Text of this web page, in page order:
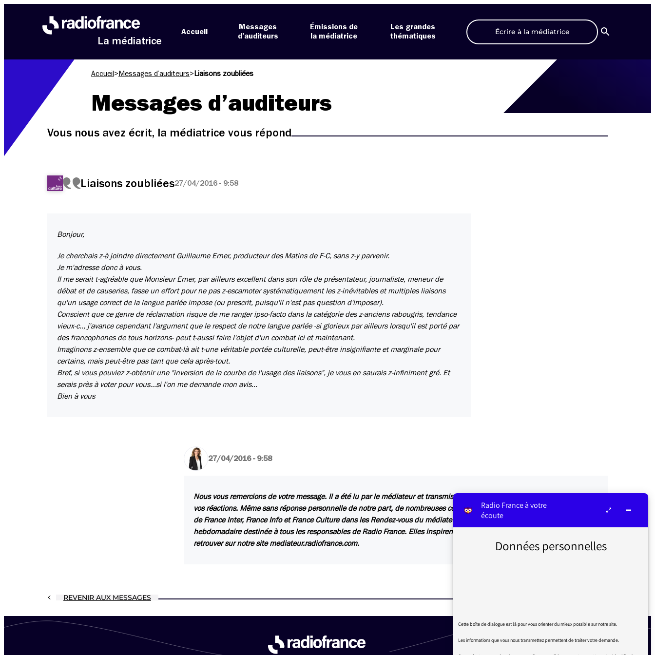
La médiatrice
Accueil
Messages
d’auditeurs
Émissions de
la médiatrice
Les grandes
thématiques
Écrire à la médiatrice
Recherche
Accueil > Messages d’auditeurs> Liaisons zoubliées
Messages d’auditeurs
Vous nous avez écrit, la médiatrice vous répond
Liaisons zoubliées27/04/2016 - 9:58
Bonjour,
Je cherchais z-à joindre directement Guillaume Erner, producteur des Matins de F-C, sans z-y parvenir.
Je m'adresse donc à vous.
Il me serait t-agréable que Monsieur Erner, par ailleurs excellent dans son rôle de présentateur, journaliste, meneur de
débat et de causeries, fasse un effort pour ne pas z-escamoter systématiquement les z-inévitables et multiples liaisons
qu'un usage correct de la langue parlée impose (ou prescrit, puisqu'il n'est pas question d'imposer).
Conscient que ce genre de réclamation risque de me ranger ipso-facto dans la catégorie des z-anciens rabougris, tendance
vieux-c.., j'avance cependant l'argument que le respect de notre langue parlée -si glorieux par ailleurs lorsqu'il est porté par
des francophones de tous horizons- peut t-aussi faire l'objet d'un combat ici et maintenant.
Imaginons z-ensemble que ce combat-là ait t-une véritable portée culturelle, peut-être insignifiante et marginale pour
certains, mais peut-être pas tant que cela après-tout.
Bref, si vous pouviez z-obtenir une "inversion de la courbe de l'usage des liaisons", je vous en saurais z-infiniment gré. Et
serais près à voter pour vous...si l'on me demande mon avis...
Bien à vous
27/04/2016 - 9:58
Nous vous remercions de votre message. Il a été lu par le médiateur et transmis au service concerné par vos questions ou
vos réactions. Même sans réponse personnelle de notre part, de nombreuses contributions sont relayées sur les antennes
de France Inter, France Info et France Culture dans les Rendez-vous du médiateur ou dans Les infos du médiateur, lettre
hebdomadaire destinée à tous les responsables de Radio France. Elles inspirent également des articles explicatifs à
retrouver sur notre site mediateur.radiofrance.com.
REVENIR AUX MESSAGES
Radio France à votre
écoute
Données personnelles
Cette boîte de dialogue est là pour vous orienter du mieux possible sur notre site.
Les informations que vous nous transmettez permettent de traiter votre demande.